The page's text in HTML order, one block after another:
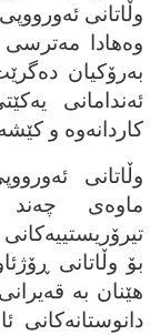
وڵاتانی
وه‌هادا
به‌رۆکیان
ئه‌ندامانی
کاردانه‌وه‌ و
وڵاتانی
ماوه‌ی
بۆ وڵاتانی
هێنان به‌